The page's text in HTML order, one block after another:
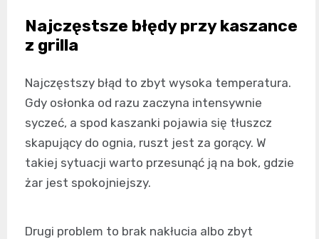
Najczęstsze błędy przy kaszance
z grilla
Najczęstszy błąd to zbyt wysoka temperatura.
Gdy osłonka od razu zaczyna intensywnie
syczeć, a spod kaszanki pojawia się tłuszcz
skapujący do ognia, ruszt jest za gorący. W
takiej sytuacji warto przesunąć ją na bok, gdzie
żar jest spokojniejszy.
Drugi problem to brak nakłucia albo zbyt